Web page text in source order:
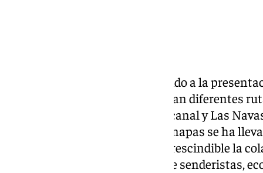
La Casa de la Provincia ha acogido a la
senderos que recuperan e ilustran diferentes
municipales de Estepa, Guadalcanal y Las
elaboración de los tres nuevos mapas se ha
de campo en el que ha sido imprescindible la
ayuntamientos, asociaciones de senderistas,